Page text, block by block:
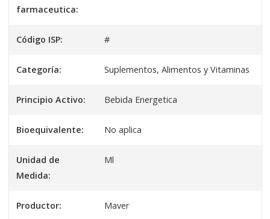
farmaceutica:
Código ISP: #
Categoría: Suplementos, Alimentos y Vitaminas
Principio Activo: Bebida Energetica
Bioequivalente: No aplica
Unidad de
Medida:
Ml
Productor: Maver